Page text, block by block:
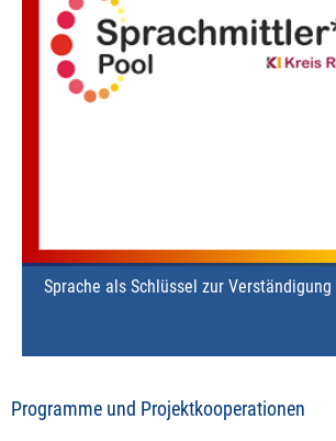
Sprache als Schlüssel zur
Programme und Projektkooperationen